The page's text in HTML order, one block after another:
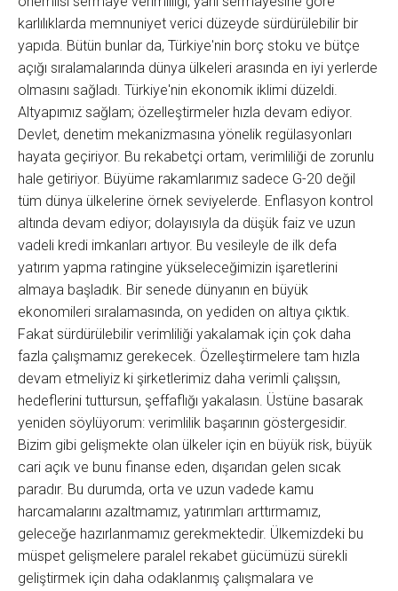
karlılıklarda memnuniyet verici düzeyde sürdürülebilir bir
yapıda. Bütün bunlar da, Türkiye'nin borç stoku ve bütçe
açığı sıralamalarında dünya ülkeleri arasında en iyi yerlerde
olmasını sağladı. Türkiye'nin ekonomik iklimi düzeldi.
Altyapımız sağlam; özelleştirmeler hızla devam ediyor.
Devlet, denetim mekanizmasına yönelik regülasyonları
hayata geçiriyor. Bu rekabetçi ortam, verimliliği de zorunlu
hale getiriyor. Büyüme rakamlarımız sadece G-20 değil
tüm dünya ülkelerine örnek seviyelerde. Enflasyon kontrol
altında devam ediyor; dolayısıyla da düşük faiz ve uzun
vadeli kredi imkanları artıyor. Bu vesileyle de ilk defa
yatırım yapma ratingine yükseleceğimizin işaretlerini
almaya başladık. Bir senede dünyanın en büyük
ekonomileri sıralamasında, on yediden on altıya çıktık.
Fakat sürdürülebilir verimliliği yakalamak için çok daha
fazla çalışmamız gerekecek. Özelleştirmelere tam hızla
devam etmeliyiz ki şirketlerimiz daha verimli çalışsın,
hedeflerini tuttursun, şeffaflığı yakalasın. Üstüne basarak
yeniden söylüyorum: verimlilik başarının göstergesidir.
Bizim gibi gelişmekte olan ülkeler için en büyük risk, büyük
cari açık ve bunu finanse eden, dışarıdan gelen sıcak
paradır. Bu durumda, orta ve uzun vadede kamu
harcamalarını azaltmamız, yatırımları arttırmamız,
geleceğe hazırlanmamız gerekmektedir. Ülkemizdeki bu
müspet gelişmelere paralel rekabet gücümüzü sürekli
geliştirmek için daha odaklanmış çalışmalara ve